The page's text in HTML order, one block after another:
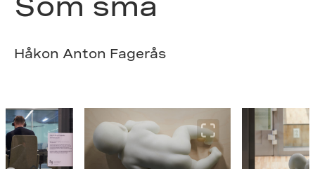
Håkon Anton Fagerås